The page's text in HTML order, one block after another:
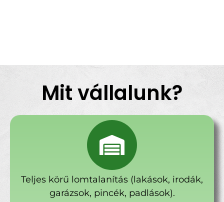
Mit vállalunk?
Teljes körű lomtalanítás (lakások, irodák,
garázsok, pincék, padlások).